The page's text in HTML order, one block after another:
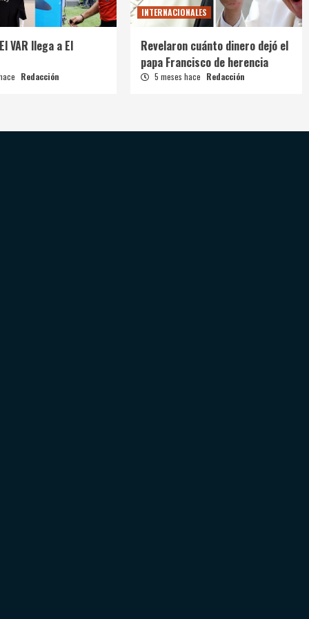
VAR llega a El
Redacción
INTERNACIONALES
Revelaron cuánto dinero dejó el
papa Francisco de herencia
5 meses hace Redacción